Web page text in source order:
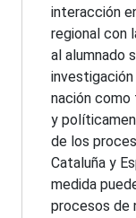
interacción
regional con
al alumnado
nación como
y
de los
Cataluña y
medida
procesos de